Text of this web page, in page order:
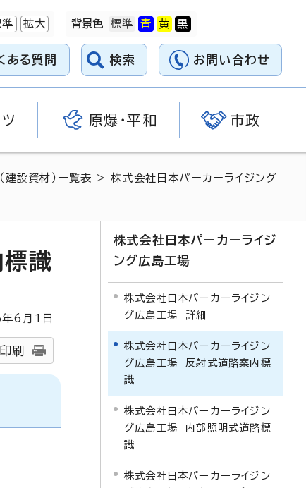
準 拡大 背景色
ある質問 検索 お問い合わせ
原爆・平和 市政
建設資材）一覧表 >株式会社日本パーカーライジング
識
年6月1日
刷
株式会社日本パーカーライジ
ング広島工場
株式会社日本パーカーライジン
グ広島工場 詳細
株式会社日本パーカーライジン
グ広島工場 反射式道路案内標
識
株式会社日本パーカーライジン
グ広島工場 内部照明式道路標
識
株式会社日本パーカーライジン